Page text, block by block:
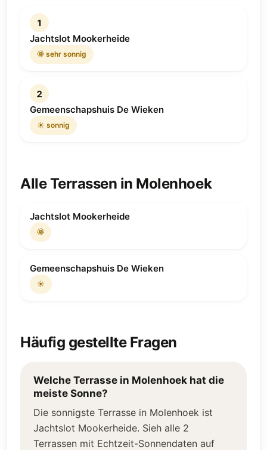
1
Jachtslot Mookerheide
🌞 sehr sonnig
2
Gemeenschapshuis De Wieken
☀️ sonnig
Alle Terrassen in Molenhoek
Jachtslot Mookerheide
🌞
Gemeenschapshuis De Wieken
☀️
Häufig gestellte Fragen
Welche Terrasse in Molenhoek hat die
meiste Sonne?
Die sonnigste Terrasse in Molenhoek ist
Jachtslot Mookerheide. Sieh alle 2
Terrassen mit Echtzeit-Sonnendaten auf